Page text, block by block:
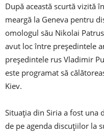
După această scurtă vizită
meargă la Geneva pentru
omologul său Nikolai
avut loc între președintele
președintele rus Vladimir
este programat să
Kiev.
Situația din Siria a fost una
de pe agenda discuțiilor la